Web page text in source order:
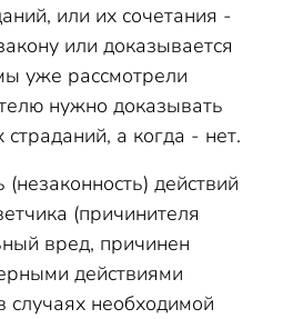
или их сочетания -
или доказывается
уже рассмотрели
нужно доказывать
страданий, а когда - нет.
действий
(причинителя
вред, причинен
действиями
случаях необходимой